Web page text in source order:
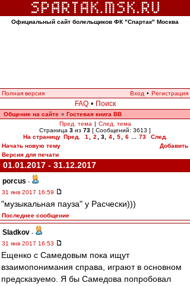
Официальный сайт болельщиков ФК "Спартак" Москва
Полная версия Вход • Регистрация
FAQ • Поиск
Общение на сайте » Гостевая книга ВВ
Пред. тема | След. тема
Страница 3 из 73 [ Сообщений: 3613 ]
На страницу Пред. 1 2 3, 4 5 6 73
След.
Начать новую тему
Добавить
Версия для печати
01.01.2017 - 31.12.2017
porcus -
31 янв 2017 16:59
"музыкальная пауза" у Расчески)))
Последнее сообщение
Sladkov -
31 янв 2017 16:53
Ещенко с Самедовым пока ищут
взаимопонимания справа, играют в основном
предсказуемо. Я бы Самедова попробовал